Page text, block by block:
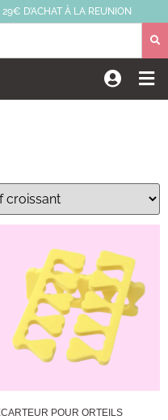
D’ACHAT À LA REUNION
POUR ORTEILS